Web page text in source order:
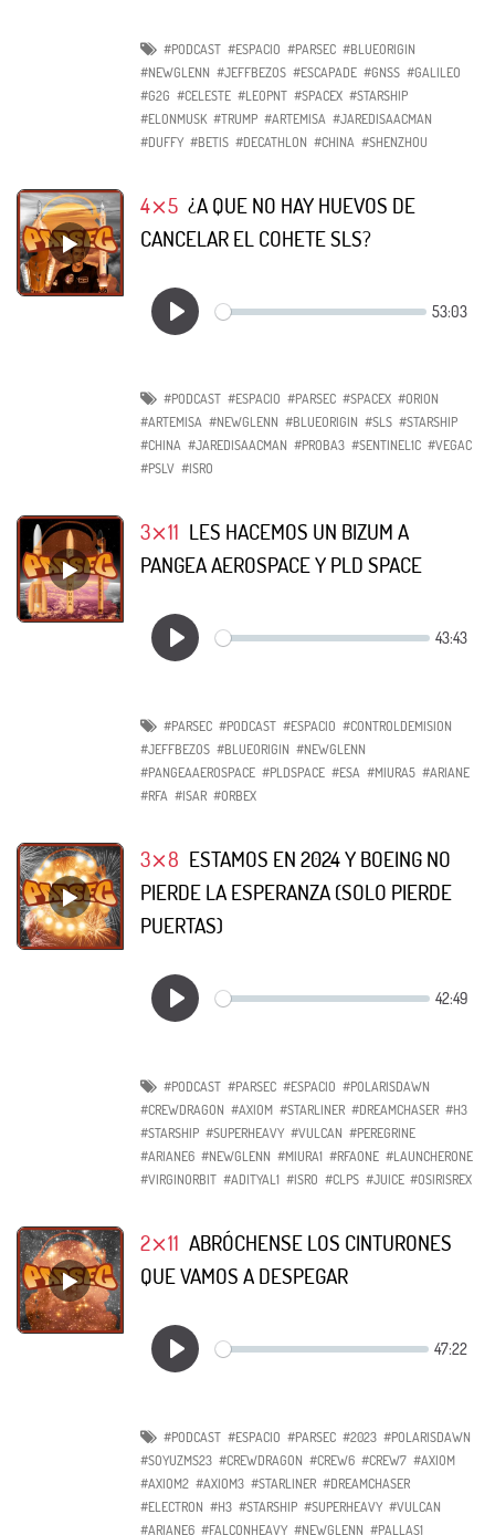
#PODCAST #ESPACIO #PARSEC #BLUEORIGIN
#NEWGLENN #JEFFBEZOS #ESCAPADE #GNSS #GALILEO
#G2G #CELESTE #LEOPNT #SPACEX #STARSHIP
#ELONMUSK #TRUMP #ARTEMISA #JAREDISAACMAN
#DUFFY #BETIS #DECATHLON #CHINA #SHENZHOU
4⨯5 ¿A QUE NO HAY HUEVOS DE
CANCELAR EL COHETE SLS?
#PODCAST #ESPACIO #PARSEC #SPACEX #ORION
#ARTEMISA #NEWGLENN #BLUEORIGIN #SLS #STARSHIP
#CHINA #JAREDISAACMAN #PROBA3 #SENTINEL1C #VEGAC
#PSLV #ISRO
3⨯11 LES HACEMOS UN BIZUM A
PANGEA AEROSPACE Y PLD SPACE
#PARSEC #PODCAST #ESPACIO #CONTROLDEMISION
#JEFFBEZOS #BLUEORIGIN #NEWGLENN
#PANGEAAEROSPACE #PLDSPACE #ESA #MIURA5 #ARIANE
#RFA #ISAR #ORBEX
3⨯8 ESTAMOS EN 2024 Y BOEING NO
PIERDE LA ESPERANZA (SOLO PIERDE
PUERTAS)
#PODCAST #PARSEC #ESPACIO #POLARISDAWN
#CREWDRAGON #AXIOM #STARLINER #DREAMCHASER #H3
#STARSHIP #SUPERHEAVY #VULCAN #PEREGRINE
#ARIANE6 #NEWGLENN #MIURA1 #RFAONE #LAUNCHERONE
#VIRGINORBIT #ADITYAL1 #ISRO #CLPS #JUICE #OSIRISREX
2⨯11 ABRÓCHENSE LOS CINTURONES
QUE VAMOS A DESPEGAR
#PODCAST #ESPACIO #PARSEC #2023 #POLARISDAWN
#SOYUZMS23 #CREWDRAGON #CREW6 #CREW7 #AXIOM
#AXIOM2 #AXIOM3 #STARLINER #DREAMCHASER
#ELECTRON #H3 #STARSHIP #SUPERHEAVY #VULCAN
#ARIANE6 #FALCONHEAVY #NEWGLENN #PALLAS1